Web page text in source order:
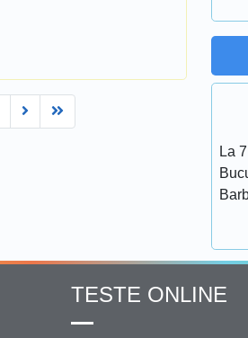
Next
La
TESTE ONLINE